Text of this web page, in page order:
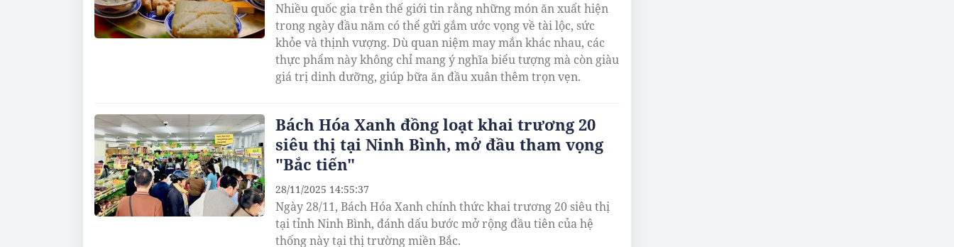
Nhiều quốc gia trên thế giới tin rằng những món ăn xuất hiện
trong ngày đầu năm có thể gửi gắm ước vọng về tài lộc, sức
khỏe và thịnh vượng. Dù quan niệm may mắn khác nhau, các
thực phẩm này không chỉ mang ý nghĩa biểu tượng mà còn giàu
giá trị dinh dưỡng, giúp bữa ăn đầu xuân thêm trọn vẹn.
Bách Hóa Xanh đồng loạt khai trương 20
siêu thị tại Ninh Bình, mở đầu tham vọng
"Bắc tiến"
Ngày 28/11, Bách Hóa Xanh chính thức khai trương 20 siêu thị
tại tỉnh Ninh Bình, đánh dấu bước mở rộng đầu tiên của hệ
thống này tại thị trường miền Bắc.
28/11/2025 14:55:37